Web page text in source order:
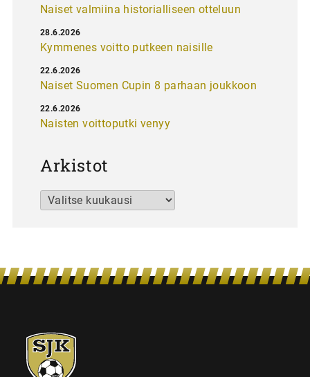
Naiset valmiina historialliseen otteluun
Kymmenes voitto putkeen naisille
28.6.2026
Naiset Suomen Cupin 8 parhaan joukkoon
22.6.2026
Naisten voittoputki venyy
22.6.2026
Arkistot
Arkistot
SJK-
juniorit